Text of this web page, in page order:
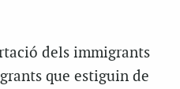
dels immigrants
que estiguin de